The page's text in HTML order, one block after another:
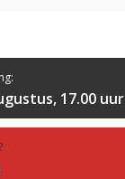
17.00 uur